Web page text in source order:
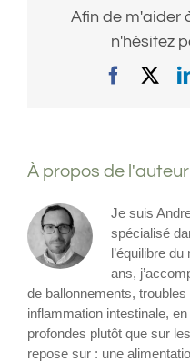
Afin de m'aider
n'hésitez
À propos de l'auteur
Je suis
spécialisé
l’équilibre
ans,
de ballonnements,
inflammation intestinale,
profondes plutôt que sur
repose sur : une